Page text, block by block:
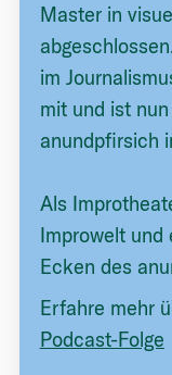
Master in
im
mit und ist
anundpfirsich
Als
Improwelt und
Ecken des
Erfahre mehr
Podcast-Folge